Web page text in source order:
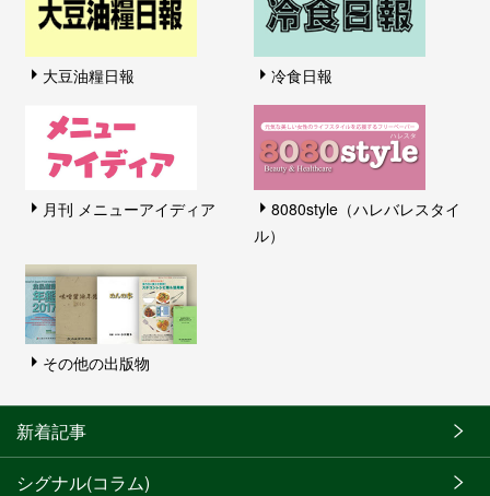
大豆油糧日報 冷食日報
月刊 メニューアイディア
8080style（ハレバレスタイ
ル）
その他の出版物
新着記事
シグナル(コラム)